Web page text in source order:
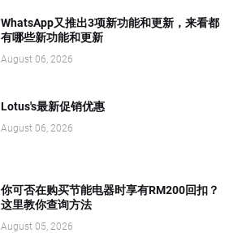
WhatsApp又推出3项新功能和更新，来看都
有哪些新功能和更新
August 06, 2026
Lotus's最新促销优惠
August 06, 2026
你可否在购买节能电器时享有RM200回扣？
这里教你查询方法
August 05, 2026